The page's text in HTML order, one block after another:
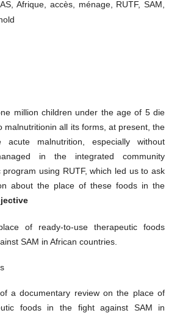
Afrique, accès, ménage, RUTF, SAM,
million children under the age of 5 die
malnutritionin all its forms, at present, the
acute malnutrition, especially without
in the integrated community
using RUTF, which led us to ask
about the place of these foods in the
of ready-to-use therapeutic foods
SAM in African countries.
a documentary review on the place of
foods in the fight against SAM in